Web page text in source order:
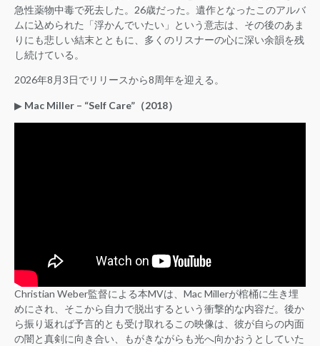
急性薬物中毒で死去した。26歳だった。遺作となったこのアルバ
ムに込められた「浮かんでいたい」という意志は、その後のあま
りにも悲しい結末とともに、多くのリスナーの心に深い余韻を残
し続けている。
2026年8月3日でリリースから8周年を迎える。
▶︎ Mac Miller – “Self Care”（2018）
Christian Weber監督による本MVは、Mac Millerが棺桶に生き埋
めにされ、そこから自力で脱出するという衝撃的な内容だ。後か
ら振り返れば予言的とも受け取れるこの映像は、彼が自らの内面
の闇と真剣に向き合い、もがきながらも光へ向かおうとしていた